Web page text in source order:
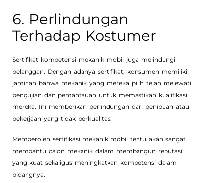
6. Perlindungan
Terhadap Kostumer
Sertifikat kompetensi mekanik mobil juga melindungi
pelanggan. Dengan adanya sertifikat, konsumen memiliki
jaminan bahwa mekanik yang mereka pilih telah melewati
pengujian dan pemantauan untuk memastikan kualifikasi
mereka. Ini memberikan perlindungan dari penipuan atau
pekerjaan yang tidak berkualitas.
Memperoleh sertifikasi mekanik mobil tentu akan sangat
membantu calon mekanik dalam membangun reputasi
yang kuat sekaligus meningkatkan kompetensi dalam
bidangnya.